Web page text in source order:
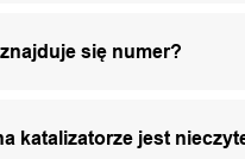
się numer?
katalizatorze jest